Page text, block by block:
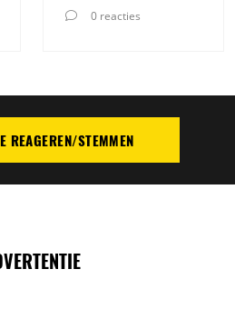
0 reacties
REAGEREN/STEMMEN